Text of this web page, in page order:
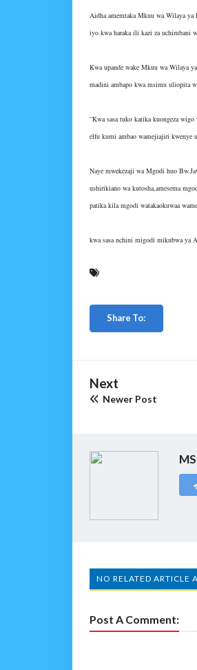
Aidha amemtaka Mkuu wa Wilaya
iyo kwa haraka ili kazi za uchimbani
Kwa upande wake Mkuu wa Wilaya
madini ambapo kwa msimu uliopita
“Kwa sasa tuko katika kuongeza
elfu kumi ambao wamejiajiri kwenye
Naye mwekezaji wa Mgodi huo
ushirikiano wa kutosha,amesema
patika kila mgodi watakaokuwaa
kwa sasa nchini migodi mikubwa ya
Share To:
Next
Newer Post
NO RELATED ARTICLE
Post A Comment: